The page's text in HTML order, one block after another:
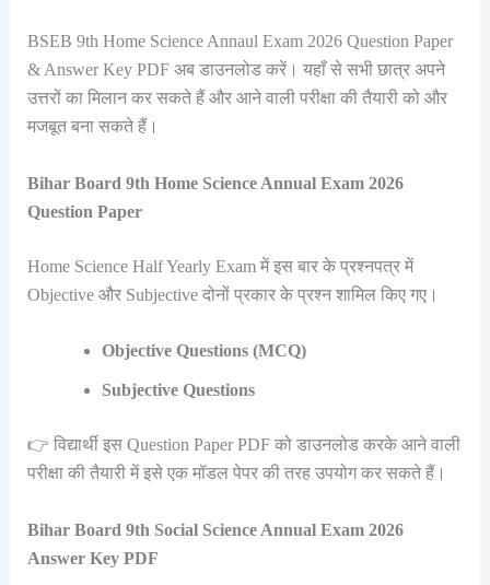
BSEB 9th Home Science Annaul Exam 2026 Question Paper
& Answer Key PDF अब डाउनलोड करें। यहाँ से सभी छात्र अपने
उत्तरों का मिलान कर सकते हैं और आने वाली परीक्षा की तैयारी को और
मजबूत बना सकते हैं।
Bihar Board 9th Home Science Annual Exam 2026
Question Paper
Home Science Half Yearly Exam में इस बार के प्रश्नपत्र में
Objective और Subjective दोनों प्रकार के प्रश्न शामिल किए गए।
Objective Questions (MCQ)
Subjective Questions
👉 विद्यार्थी इस Question Paper PDF को डाउनलोड करके आने वाली
परीक्षा की तैयारी में इसे एक मॉडल पेपर की तरह उपयोग कर सकते हैं।
Bihar Board 9th Social Science Annual Exam 2026
Answer Key PDF